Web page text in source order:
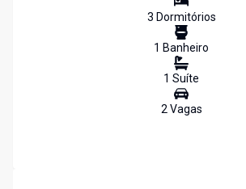
3 Dormitórios
1 Banheiro
1 Suíte
2Vagas